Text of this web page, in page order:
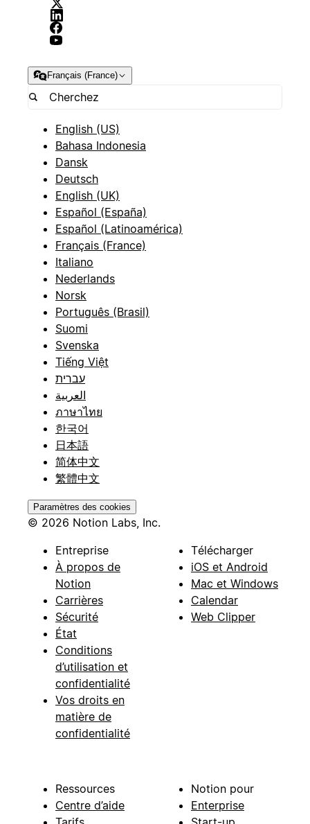
Français (France)
English (US)
Bahasa Indonesia
Dansk
Deutsch
English (UK)
Español (España)
Español (Latinoamérica)
Français (France)
Italiano
Nederlands
Norsk
Português (Brasil)
Suomi
Svenska
Tiếng Việt
עברית
العربية
ภาษาไทย
한국어
日本語
简体中文
繁體中文
Paramètres des cookies
© 2026 Notion Labs, Inc.
Entreprise
À propos de
Notion
Carrières
Sécurité
État
Conditions
d’utilisation et
confidentialité
Vos droits en
matière de
confidentialité
Télécharger
iOS et Android
Mac et Windows
Calendar
Web Clipper
Ressources
Centre d’aide
Notion pour
Enterprise